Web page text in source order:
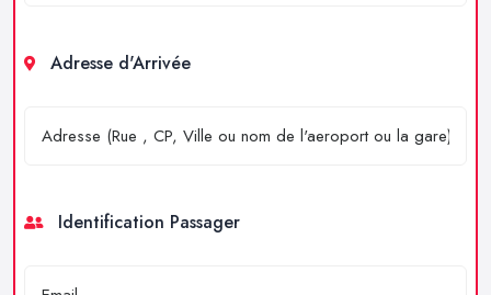
Adresse d'Arrivée
Identification Passager